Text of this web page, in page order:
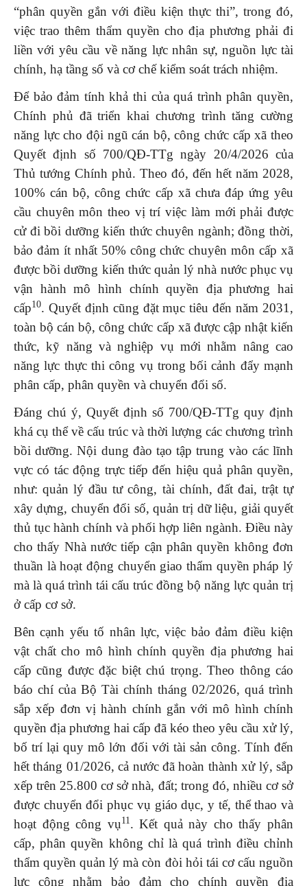
“phân quyền gắn với điều kiện thực thi”, trong đó,
việc trao thêm thẩm quyền cho địa phương phải đi
liền với yêu cầu về năng lực nhân sự, nguồn lực tài
chính, hạ tầng số và cơ chế kiểm soát trách nhiệm.
Để bảo đảm tính khả thi của quá trình phân quyền,
Chính phủ đã triển khai chương trình tăng cường
năng lực cho đội ngũ cán bộ, công chức cấp xã theo
Quyết định số 700/QĐ-TTg ngày 20/4/2026 của
Thủ tướng Chính phủ. Theo đó, đến hết năm 2028,
100% cán bộ, công chức cấp xã chưa đáp ứng yêu
cầu chuyên môn theo vị trí việc làm mới phải được
cử đi bồi dưỡng kiến thức chuyên ngành; đồng thời,
bảo đảm ít nhất 50% công chức chuyên môn cấp xã
được bồi dưỡng kiến thức quản lý nhà nước phục vụ
vận hành mô hình chính quyền địa phương hai
cấp10. Quyết định cũng đặt mục tiêu đến năm 2031,
toàn bộ cán bộ, công chức cấp xã được cập nhật kiến
thức, kỹ năng và nghiệp vụ mới nhằm nâng cao
năng lực thực thi công vụ trong bối cảnh đẩy mạnh
phân cấp, phân quyền và chuyển đổi số.
Đáng chú ý, Quyết định số 700/QĐ-TTg quy định
khá cụ thể về cấu trúc và thời lượng các chương trình
bồi dưỡng. Nội dung đào tạo tập trung vào các lĩnh
vực có tác động trực tiếp đến hiệu quả phân quyền,
như: quản lý đầu tư công, tài chính, đất đai, trật tự
xây dựng, chuyển đổi số, quản trị dữ liệu, giải quyết
thủ tục hành chính và phối hợp liên ngành. Điều này
cho thấy Nhà nước tiếp cận phân quyền không đơn
thuần là hoạt động chuyển giao thẩm quyền pháp lý
mà là quá trình tái cấu trúc đồng bộ năng lực quản trị
ở cấp cơ sở.
Bên cạnh yếu tố nhân lực, việc bảo đảm điều kiện
vật chất cho mô hình chính quyền địa phương hai
cấp cũng được đặc biệt chú trọng. Theo thông cáo
báo chí của Bộ Tài chính tháng 02/2026, quá trình
sắp xếp đơn vị hành chính gắn với mô hình chính
quyền địa phương hai cấp đã kéo theo yêu cầu xử lý,
bố trí lại quy mô lớn đối với tài sản công. Tính đến
hết tháng 01/2026, cả nước đã hoàn thành xử lý, sắp
xếp trên 25.800 cơ sở nhà, đất; trong đó, nhiều cơ sở
được chuyển đổi phục vụ giáo dục, y tế, thể thao và
hoạt động công vụ 11. Kết quả này cho thấy phân
cấp, phân quyền không chỉ là quá trình điều chỉnh
thẩm quyền quản lý mà còn đòi hỏi tái cơ cấu nguồn
lực công nhằm bảo đảm cho chính quyền địa